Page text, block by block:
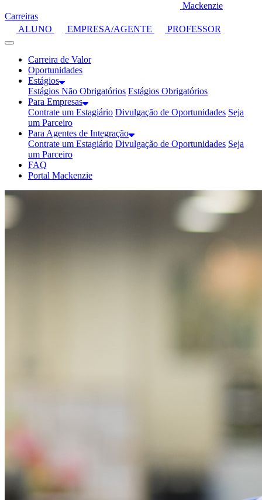
Mackenzie
Carreiras
ALUNO
EMPRESA/AGENTE PROFESSOR
Carreira de Valor
Oportunidades
Estágios
Estágios Não Obrigatórios Estágios Obrigatórios
Para Empresas
Contrate um Estagiário Divulgação de Oportunidades Seja
um Parceiro
Para Agentes de Integração
Contrate um Estagiário Divulgação de Oportunidades Seja
um Parceiro
FAQ
Portal Mackenzie